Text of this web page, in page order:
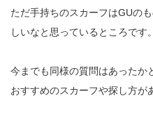
ただ手持ちのスカーフはGUの
しいなと思っているところです。
今までも同様の質問はあったか
おすすめのスカーフや探し方が